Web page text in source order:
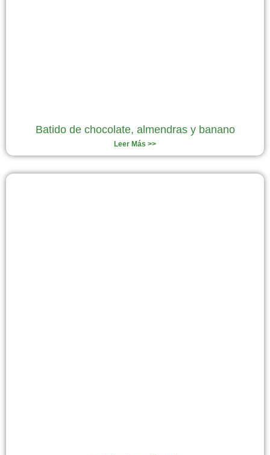
Batido de chocolate, almendras y banano
Leer Más >>